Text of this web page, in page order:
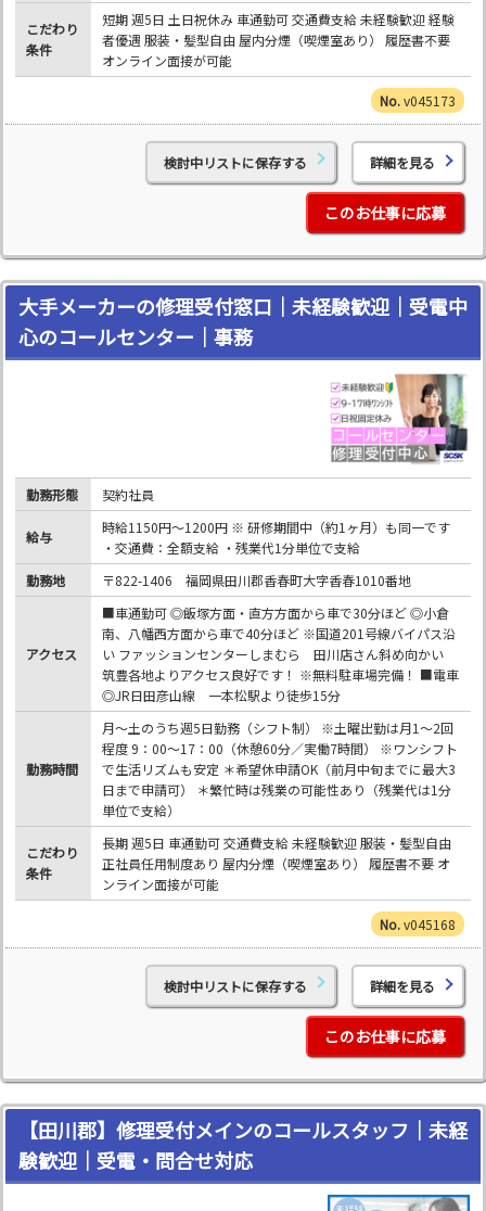
こだわり
条件
短期 週5日 土日祝休み 車通勤可 交通費支給 未経験歓迎 経験
者優遇 服装・髪型自由 屋内分煙（喫煙室あり） 履歴書不要
オンライン面接が可能
v045173
検討中リストに保存する 詳細を見る
このお仕事に応募
大手メーカーの修理受付窓口｜未経験歓迎｜受電中
心のコールセンター｜事務
勤務形態 契約社員
給与
時給1150円～1200円 ※ 研修期間中（約1ヶ月）も同一です
・交通費：全額支給 ・残業代1分単位で支給
勤務地
〒822-1406 福岡県田川郡香春町大字香春1010番地
アクセス
■車通勤可 ◎飯塚方面・直方方面から車で30分ほど ◎小倉
南、八幡西方面から車で40分ほど ※国道201号線バイパス沿
い ファッションセンターしまむら 田川店さん斜め向かい
筑豊各地よりアクセス良好です！ ※無料駐車場完備！ ■電車
◎JR日田彦山線 一本松駅より徒歩15分
勤務時間
月～土のうち週5日勤務（シフト制） ※土曜出勤は月1～2回
程度 9：00～17：00（休憩60分／実働7時間） ※ワンシフト
で生活リズムも安定 ＊希望休申請OK（前月中旬までに最大3
日まで申請可） ＊繁忙時は残業の可能性あり（残業代は1分
単位で支給）
こだわり
条件
長期 週5日 車通勤可 交通費支給 未経験歓迎 服装・髪型自由
正社員任用制度あり 屋内分煙（喫煙室あり） 履歴書不要 オ
ンライン面接が可能
v045168
検討中リストに保存する 詳細を見る
このお仕事に応募
【田川郡】修理受付メインのコールスタッフ｜未経
験歓迎｜受電・問合せ対応